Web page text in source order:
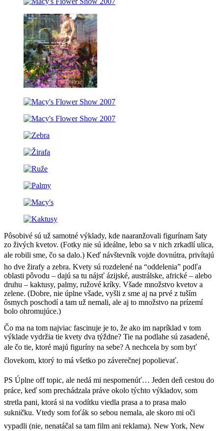
Pôsobivé sú už samotné výklady, kde naaranžovali figurínam šaty
zo živých kvetov. (Fotky nie sú ideálne, lebo sa v nich zrkadlí ulica,
ale robili sme, čo sa dalo.) Keď návštevník vojde dovnútra, privítajú
ho dve žirafy a zebra. Kvety sú rozdelené na “oddelenia” podľa
oblasti pôvodu – dajú sa tu nájsť ázijské, austrálske, africké – alebo
druhu – kaktusy, palmy, ružové kríky. Všade množstvo kvetov a
zelene. (Dobre, nie úplne všade, vyšli z sme aj na prvé z tuším
ôsmych poschodí a tam už nemali, ale aj to množstvo na prízemí
bolo ohromujúce.)
Čo ma na tom najviac fascinuje je to, že ako im napríklad v tom
výklade vydržia tie kvety dva týždne? Tie na podlahe sú zasadené,
ale čo tie, ktoré majú figuríny na sebe? A nechcela by som byť
človekom, ktorý to má všetko po záverečnej popolievať.
PS Úplne off topic, ale nedá mi nespomenúť… Jeden deň cestou do
práce, keď som prechádzala práve okolo týchto výkladov, som
stretla pani, ktorá si na vodítku viedla prasa a to prasa malo
sukničku. Vtedy som foťák so sebou nemala, ale skoro mi oči
vypadli (nie, nenatáčal sa tam film ani reklama). New York, New